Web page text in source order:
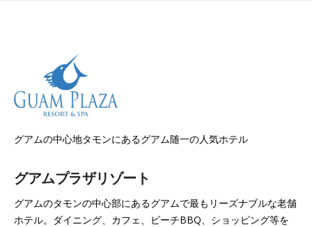
グアムの中心地タモンにあるグアム随一の人気ホテル
グアムプラザリゾート
グアムのタモンの中心部にあるグアムで最もリーズナブルな老舗
ホテル。ダイニング、カフェ、ビーチBBQ、ショッピング等を